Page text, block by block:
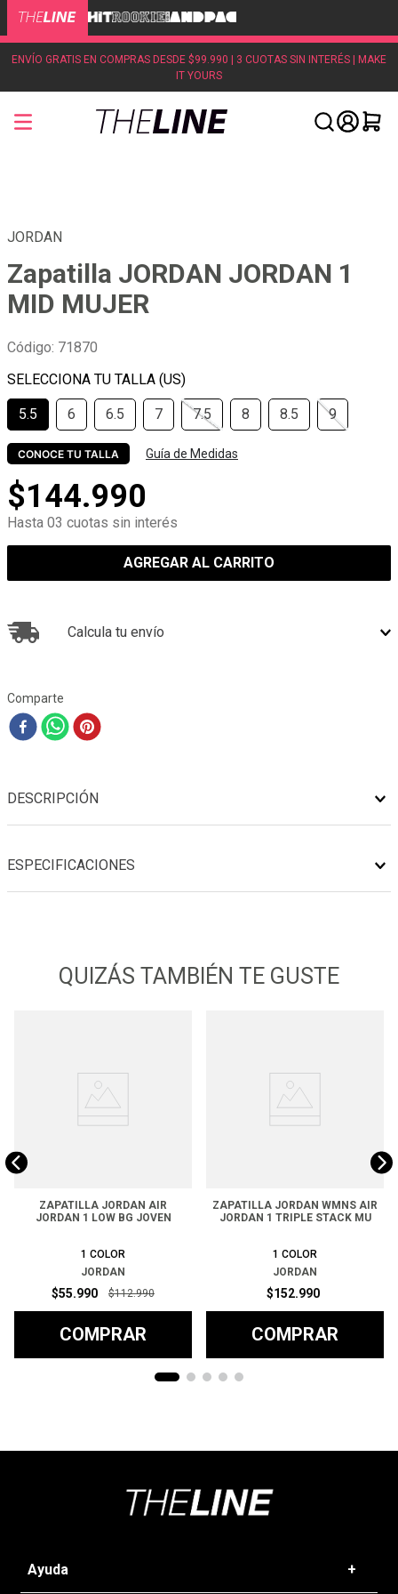
ENVÍO GRATIS EN COMPRAS DESDE $99.990 | 3 CUOTAS SIN INTERÉS | MAKE
IT YOURS
JORDAN
Zapatilla JORDAN JORDAN 1
MID MUJER
Código: 71870
5.5 6 6.5 7 7.5 8 8.5 9
CONOCE TU TALLA Guía de Medidas
$144.990
Hasta 03 cuotas sin interés
AGREGAR AL CARRITO
Calcula tu envío
Comparte
DESCRIPCIÓN
ESPECIFICACIONES
QUIZÁS TAMBIÉN TE GUSTE
ZAPATILLA JORDAN AIR
JORDAN 1 LOW BG JOVEN
1 COLOR
JORDAN
$55.990 $112.990
COMPRAR
ZAPATILLA JORDAN WMNS AIR
JORDAN 1 TRIPLE STACK MU
1 COLOR
JORDAN
$152.990
COMPRAR
Ayuda +